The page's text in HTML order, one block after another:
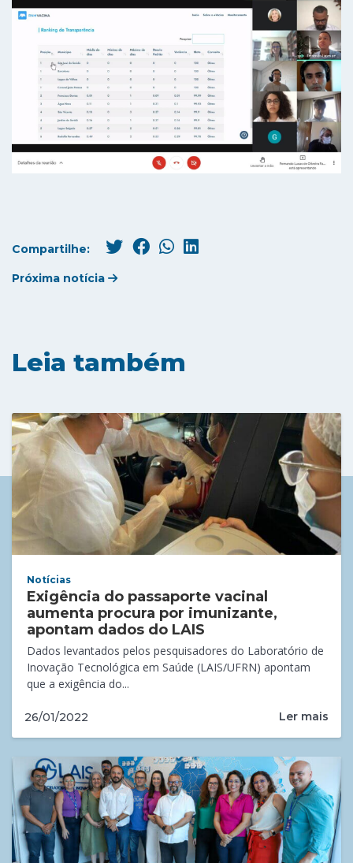
Compartilhe:
Próxima notícia
Leia também
Notícias
Exigência do passaporte vacinal
aumenta procura por imunizante,
apontam dados do LAIS
Dados levantados pelos pesquisadores do Laboratório de
Inovação Tecnológica em Saúde (LAIS/UFRN) apontam
que a exigência do...
26/01/2022 Ler mais